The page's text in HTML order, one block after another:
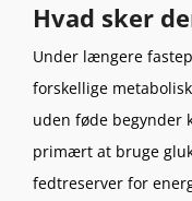
Hvad sker
Under længere
forskellige
uden føde begynder
primært at bruge
fedtreserver for